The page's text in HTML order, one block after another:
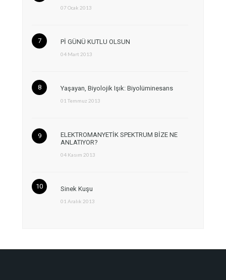
07 Ocak 2013
Pİ GÜNÜ KUTLU OLSUN
04 Mart 2013
Yaşayan, Biyolojik Işık: Biyolüminesans
01 Temmuz 2013
ELEKTROMANYETİK SPEKTRUM BİZE NE
ANLATIYOR?
04 Kasım 2013
Sinek Kuşu
01 Aralık 2013